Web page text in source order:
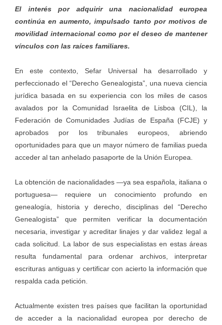
El interés por adquirir una nacionalidad europea
continúa en aumento, impulsado tanto por motivos de
movilidad internacional como por el deseo de mantener
vínculos con las raíces familiares.
En este contexto, Sefar Universal ha desarrollado y
perfeccionado el “Derecho Genealogista”, una nueva ciencia
jurídica basada en su experiencia con los miles de casos
avalados por la Comunidad Israelita de Lisboa (CIL), la
Federación de Comunidades Judías de España (FCJE) y
aprobados por los tribunales europeos, abriendo
oportunidades para que un mayor número de familias pueda
acceder al tan anhelado pasaporte de la Unión Europea.
La obtención de nacionalidades —ya sea española, italiana o
portuguesa— requiere un conocimiento profundo en
genealogía, historia y derecho, disciplinas del “Derecho
Genealogista” que permiten verificar la documentación
necesaria, investigar y acreditar linajes y dar validez legal a
cada solicitud. La labor de sus especialistas en estas áreas
resulta fundamental para ordenar archivos, interpretar
escrituras antiguas y certificar con acierto la información que
respalda cada petición.
Actualmente existen tres países que facilitan la oportunidad
de acceder a la nacionalidad europea por derecho de